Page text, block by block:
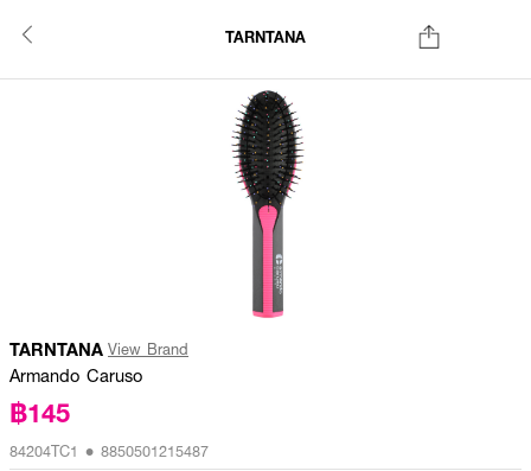
TARNTANA
TARNTANA View Brand
Armando Caruso
฿145
84204TC1 • 8850501215487